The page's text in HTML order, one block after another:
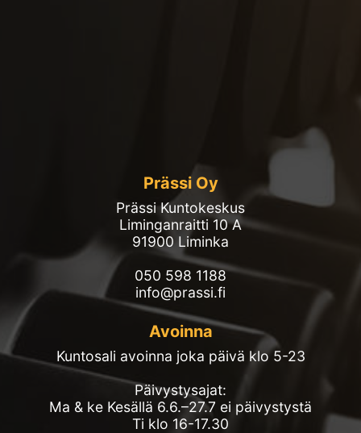
Prässi Oy
Prässi Kuntokeskus
Liminganraitti 10 A
91900 Liminka
050 598 1188
info@prassi.fi
Avoinna
Kuntosali avoinna joka päivä klo 5-23
Päivystysajat:
Ma & ke Kesällä 6.6.–27.7 ei päivystystä
Ti klo 16-17.30